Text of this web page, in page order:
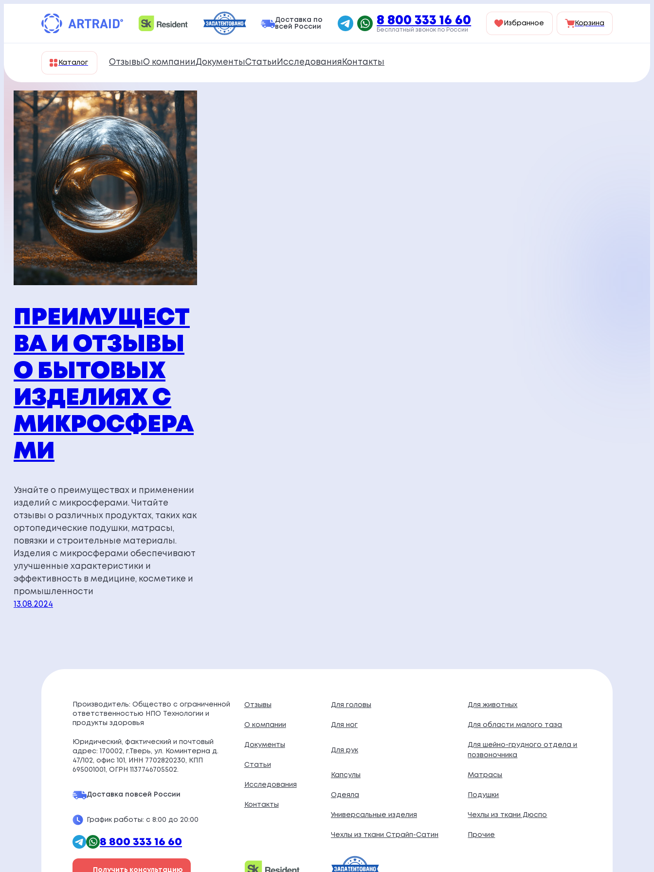
содержимому
Доставка по
всей России
8 800 333 16 60
Бесплатный звонок по России
Избранное Корзина
Каталог Отзывы О компании Документы Статьи Исследования Контакты
ПРЕИМУЩЕСТ
ВА И ОТЗЫВЫ
О БЫТОВЫХ
ИЗДЕЛИЯХ С
МИКРОСФЕРА
МИ
Узнайте о преимуществах и применении
изделий с микросферами. Читайте
отзывы о различных продуктах, таких как
ортопедические подушки, матрасы,
повязки и строительные материалы.
Изделия с микросферами обеспечивают
улучшенные характеристики и
эффективность в медицине, косметике и
промышленности
13.08.2024
Производитель: Общество с ограниченной
ответственностью НПО Технологии и
продукты здоровья
Юридический, фактический и почтовый
адрес: 170002, г.Тверь, ул. Коминтерна д.
47/102, офис 101, ИНН 7702820230, КПП
695001001, ОГРН 1137746705502.
Доставка по всей России
График работы: с 8:00 до 20:00
8 800 333 16 60
Получить консультацию
Отзывы
О компании
Документы
Статьи
Исследования
Контакты
Для головы Для животных
Для ног Для области малого таза
Для рук
Для шейно-грудного отдела и
позвоночника
Капсулы Матрасы
Одеяла Подушки
Универсальные изделия Чехлы из ткани Дюспо
Чехлы из ткани Страйп-Сатин Прочие